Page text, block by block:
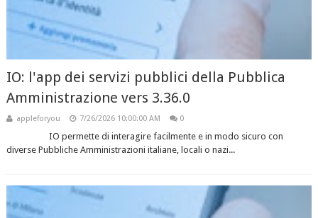
IO: l'app dei servizi pubblici della Pubblica
Amministrazione vers 3.36.0
appleforyou 7/26/2026 10:00:00 AM 0
IO permette di interagire facilmente e in modo sicuro con
diverse Pubbliche Amministrazioni italiane, locali o nazi...